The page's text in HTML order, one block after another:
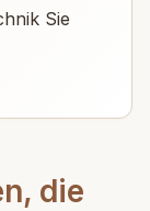
Sie
die